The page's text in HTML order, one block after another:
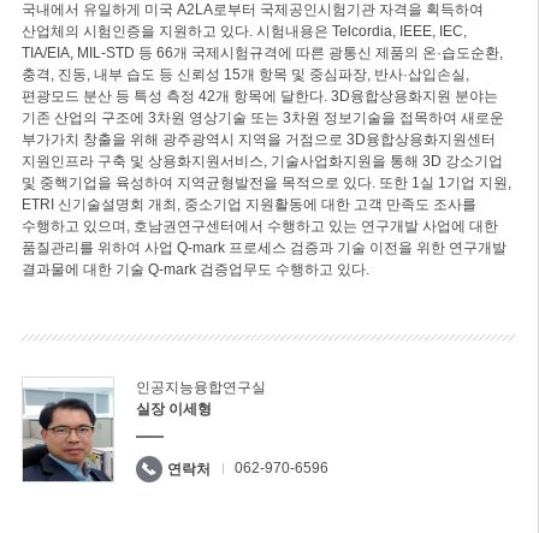
국내에서 유일하게 미국 A2LA로부터 국제공인시험기관 자격을 획득하여
산업체의 시험인증을 지원하고 있다. 시험내용은 Telcordia, IEEE, IEC,
TIA/EIA, MIL-STD 등 66개 국제시험규격에 따른 광통신 제품의 온·습도순환,
충격, 진동, 내부 습도 등 신뢰성 15개 항목 및 중심파장, 반사·삽입손실,
편광모드 분산 등 특성 측정 42개 항목에 달한다. 3D융합상용화지원 분야는
기존 산업의 구조에 3차원 영상기술 또는 3차원 정보기술을 접목하여 새로운
부가가치 창출을 위해 광주광역시 지역을 거점으로 3D융합상용화지원센터
지원인프라 구축 및 상용화지원서비스, 기술사업화지원을 통해 3D 강소기업
및 중핵기업을 육성하여 지역균형발전을 목적으로 있다. 또한 1실 1기업 지원,
ETRI 신기술설명회 개최, 중소기업 지원활동에 대한 고객 만족도 조사를
수행하고 있으며, 호남권연구센터에서 수행하고 있는 연구개발 사업에 대한
품질관리를 위하여 사업 Q-mark 프로세스 검증과 기술 이전을 위한 연구개발
결과물에 대한 기술 Q-mark 검증업무도 수행하고 있다.
인공지능융합연구실
실장 이세형
연락처 062-970-6596